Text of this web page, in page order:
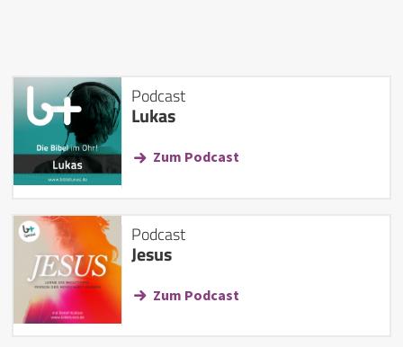
Podcast
Lukas
Zum Podcast
Podcast
Jesus
Zum Podcast